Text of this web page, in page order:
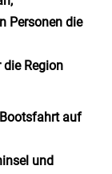
Personen die
die Region
Bootsfahrtauf
und